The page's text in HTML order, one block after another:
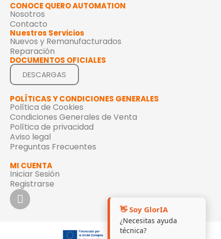
CONOCE QUERO AUTOMATION
Nosotros
Contacto
Nuestros Servicios
Nuevos y Remanufacturados
Reparación
DOCUMENTOS OFICIALES
DESCARGAS
POLÍTICAS Y CONDICIONES GENERALES
Política de Cookies
Condiciones Generales de Venta
Política de privacidad
Aviso legal
Preguntas Frecuentes
MI CUENTA
Iniciar Sesión
Registrarse
👋 Soy GlorIA
¿Necesitas ayuda
técnica?